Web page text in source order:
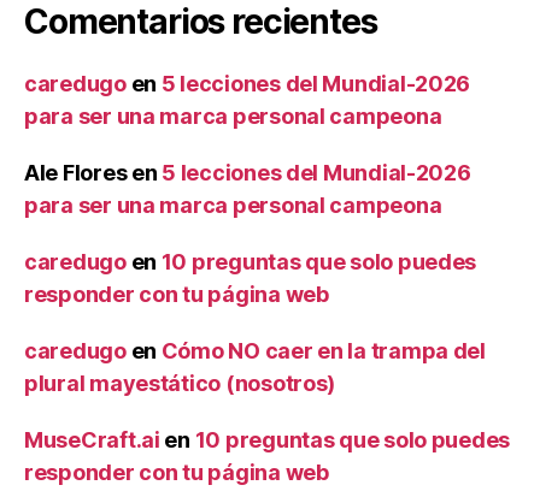
Comentarios recientes
caredugoen 5 lecciones del Mundial-2026
para ser una marca personal campeona
Ale Floresen 5 lecciones del Mundial-2026
para ser una marca personal campeona
caredugoen 10 preguntas que solo puedes
responder con tu página web
caredugoen Cómo NO caer en la trampa del
plural mayestático (nosotros)
MuseCraft.ai en 10 preguntas que solo puedes
responder con tu página web